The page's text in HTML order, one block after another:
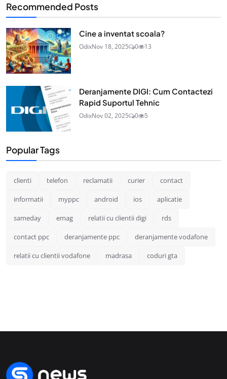
Recommended Posts
Cine a inventat scoala?
OdixNov 18, 2025 0 13
Deranjamente DIGI: Cum Contactezi
Rapid Suportul Tehnic
OdixNov 02, 2025 0 5
Popular Tags
clienti telefon reclamatii curier contact
informatii myppc android ios aplicatie
sameday emag relatii cu clientii digi rds
contact ppc deranjamente ppc deranjamente vodafone
relatii cu clientii vodafone madrasa coduri gta